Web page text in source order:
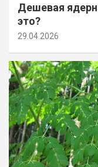
Дешевая
это?
29.04.2026